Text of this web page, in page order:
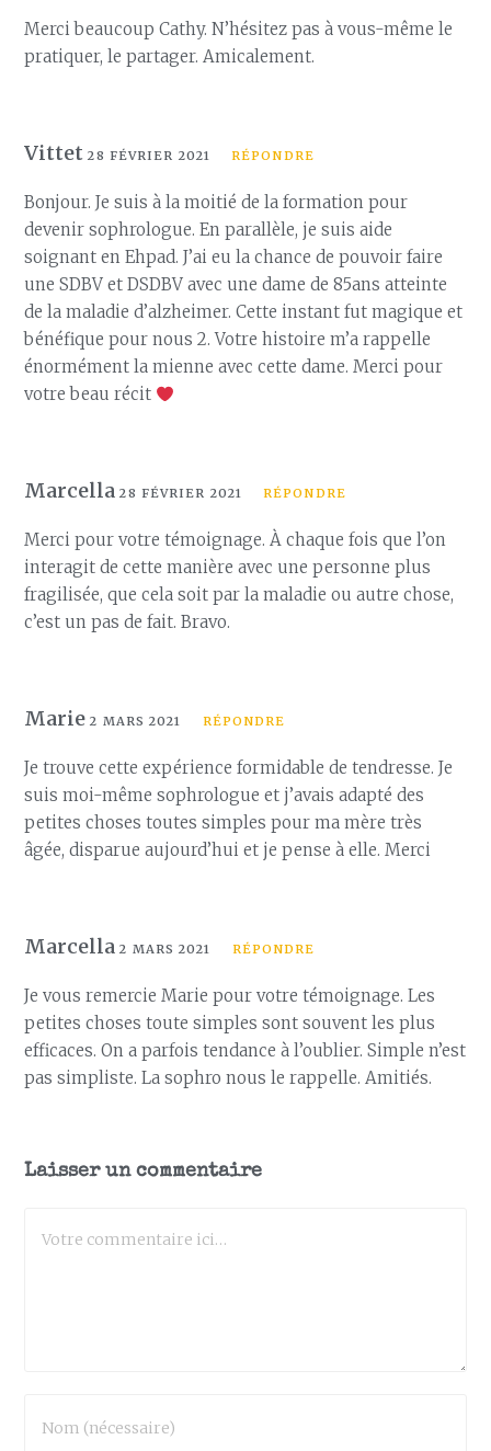
Merci beaucoup Cathy. N’hésitez pas à vous-même le
pratiquer, le partager. Amicalement.
Vittet28 FÉVRIER 2021 RÉPONDRE
Bonjour. Je suis à la moitié de la formation pour
devenir sophrologue. En parallèle, je suis aide
soignant en Ehpad. J’ai eu la chance de pouvoir faire
une SDBV et DSDBV avec une dame de 85ans atteinte
de la maladie d’alzheimer. Cette instant fut magique et
bénéfique pour nous 2. Votre histoire m’a rappelle
énormément la mienne avec cette dame. Merci pour
votre beau récit
Marcella28 FÉVRIER 2021 RÉPONDRE
Merci pour votre témoignage. À chaque fois que l’on
interagit de cette manière avec une personne plus
fragilisée, que cela soit par la maladie ou autre chose,
c’est un pas de fait. Bravo.
Marie2 MARS 2021 RÉPONDRE
Je trouve cette expérience formidable de tendresse. Je
suis moi-même sophrologue et j’avais adapté des
petites choses toutes simples pour ma mère très
âgée, disparue aujourd’hui et je pense à elle. Merci
Marcella2 MARS 2021 RÉPONDRE
Je vous remercie Marie pour votre témoignage. Les
petites choses toute simples sont souvent les plus
efficaces. On a parfois tendance à l’oublier. Simple n’est
pas simpliste. La sophro nous le rappelle. Amitiés.
Laisser un commentaire